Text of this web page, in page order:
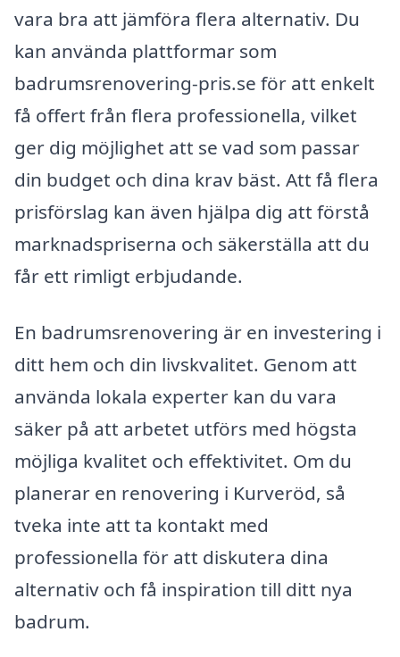
vara bra att jämföra flera alternativ. Du
kan använda plattformar som
badrumsrenovering-pris.se för att enkelt
få offert från flera professionella, vilket
ger dig möjlighet att se vad som passar
din budget och dina krav bäst. Att få flera
prisförslag kan även hjälpa dig att förstå
marknadspriserna och säkerställa att du
får ett rimligt erbjudande.
En badrumsrenovering är en investering i
ditt hem och din livskvalitet. Genom att
använda lokala experter kan du vara
säker på att arbetet utförs med högsta
möjliga kvalitet och effektivitet. Om du
planerar en renovering i Kurveröd, så
tveka inte att ta kontakt med
professionella för att diskutera dina
alternativ och få inspiration till ditt nya
badrum.